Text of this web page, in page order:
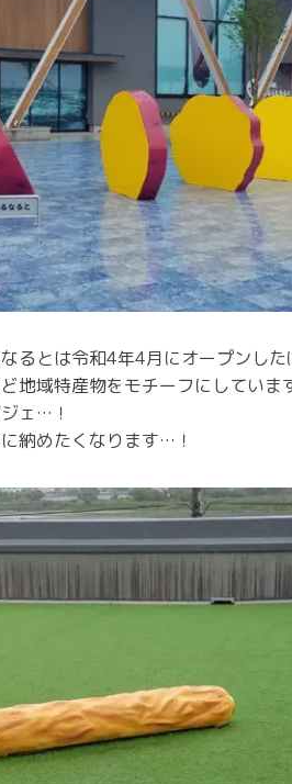
るとは令和4年4月にオープンした
地域特産物をモチーフにしていま
ェ…！
納めたくなります…！